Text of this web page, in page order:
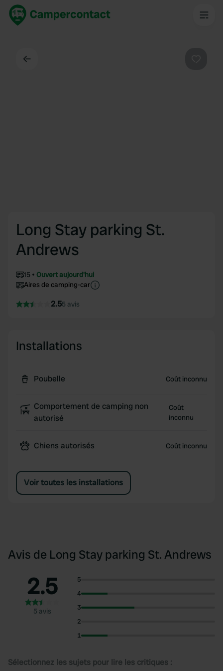
Long Stay parking St.
Andrews
15
Ouvert aujourd'hui
Aires de camping-car
2.55 avis
Installations
Poubelle Coût inconnu
Comportement de camping non
autorisé
Coût
inconnu
Chiens autorisés Coût inconnu
Voir toutes les installations
Avis de Long Stay parking St. Andrews
2.5
5 avis
5
4
3
2
1
Sélectionnez les sujets pour lire les critiques :